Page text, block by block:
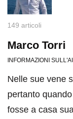
149 articoli
Marco Torri
INFORMAZIONI
Nelle sue vene
pertanto
fosse a casa